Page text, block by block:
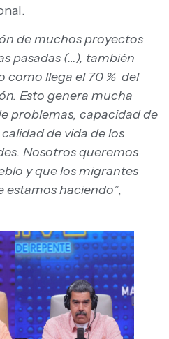
de muchos proyectos
pasadas (…), también
como llega el 70 % del
Esto genera mucha
problemas, capacidad de
de vida de los
Nosotros queremos
y que los migrantes
estamos haciendo”,